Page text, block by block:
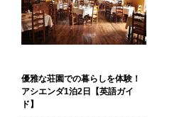
優雅な荘園での暮らしを体験！
アシエンダ1泊2日【英語ガイ
ド】